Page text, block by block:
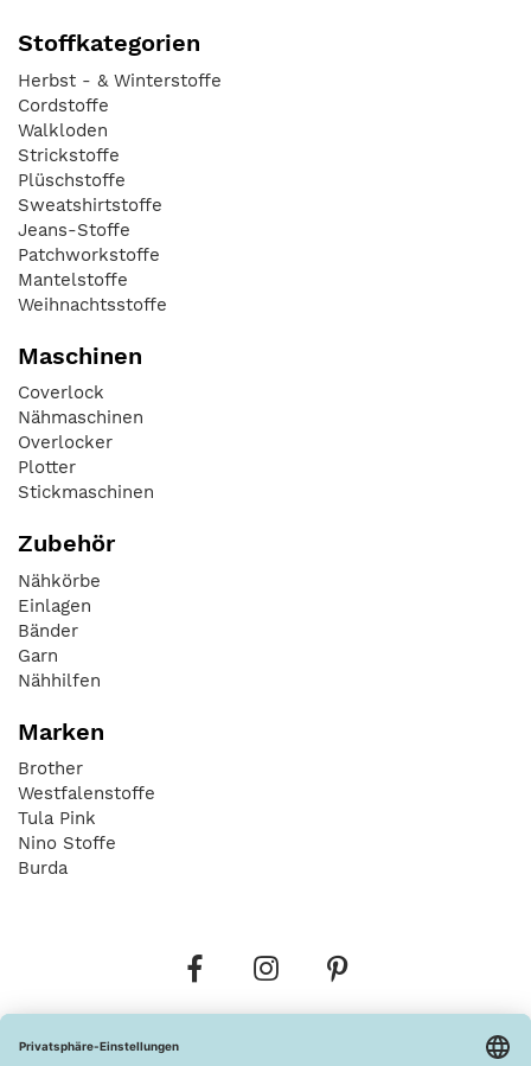
Stoffkategorien
Herbst - & Winterstoffe
Cordstoffe
Walkloden
Strickstoffe
Plüschstoffe
Sweatshirtstoffe
Jeans-Stoffe
Patchworkstoffe
Mantelstoffe
Weihnachtsstoffe
Maschinen
Coverlock
Nähmaschinen
Overlocker
Plotter
Stickmaschinen
Zubehör
Nähkörbe
Einlagen
Bänder
Garn
Nähhilfen
Marken
Brother
Westfalenstoffe
Tula Pink
Nino Stoffe
Burda